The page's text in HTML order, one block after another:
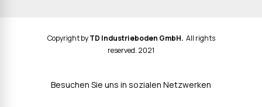
Copyright byTD Industrieboden GmbH. All rights
reserved. 2021
Besuchen Sie uns in sozialen Netzwerken